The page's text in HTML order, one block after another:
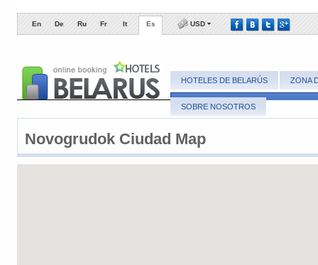
En De Ru Fr It Es USD
HOTELES DE BELARÚS ZONA
SOBRE NOSOTROS
Novogrudok ​Ciudad Map